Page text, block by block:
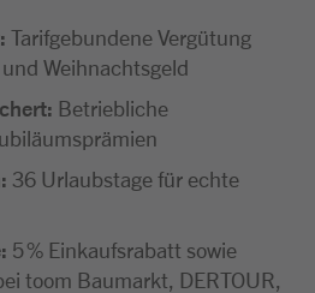
Tarifgebundene Vergütung
Weihnachtsgeld
Betriebliche
36 Urlaubstage für echte
5 % Einkaufsrabatt sowie
toom Baumarkt, DERTOUR,